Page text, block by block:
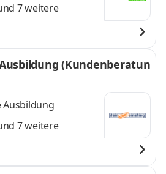
7 weitere
(Kundenberatun
7 weitere